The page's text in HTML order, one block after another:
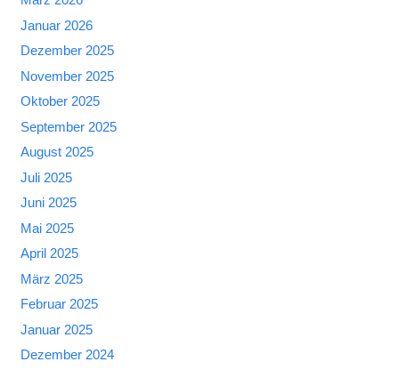
Januar 2026
Dezember 2025
November 2025
Oktober 2025
September 2025
August 2025
Juli 2025
Juni 2025
Mai 2025
April 2025
März 2025
Februar 2025
Januar 2025
Dezember 2024